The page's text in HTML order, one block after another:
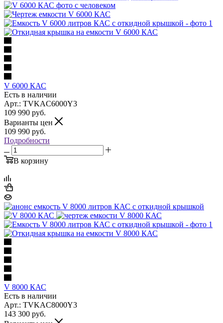
V 6000 КАС
Есть в наличии
Арт.: TVKAC6000Y3
109 990 руб.
Варианты цен
109 990 руб.
Подробности
В корзину
V 8000 КАС
Есть в наличии
Арт.: TVKAC8000Y3
143 300 руб.